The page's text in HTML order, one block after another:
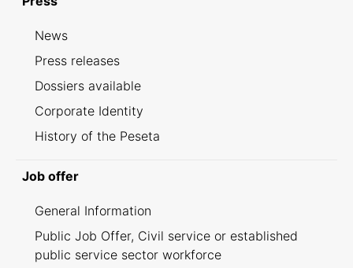
News
Press releases
Dossiers available
Corporate Identity
History of the Peseta
Job offer
General Information
Public Job Offer, Civil service or established
public service sector workforce